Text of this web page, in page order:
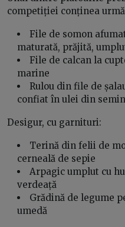
competiției conținea
File de somon
maturată, prăjită,
File de calcan la
marine
Rulou din file de
confiat în ulei din
Desigur, cu garnituri:
Terină din felii de
cerneală de sepie
Arpagic umplut cu
verdeață
Grădină de legume
umedă